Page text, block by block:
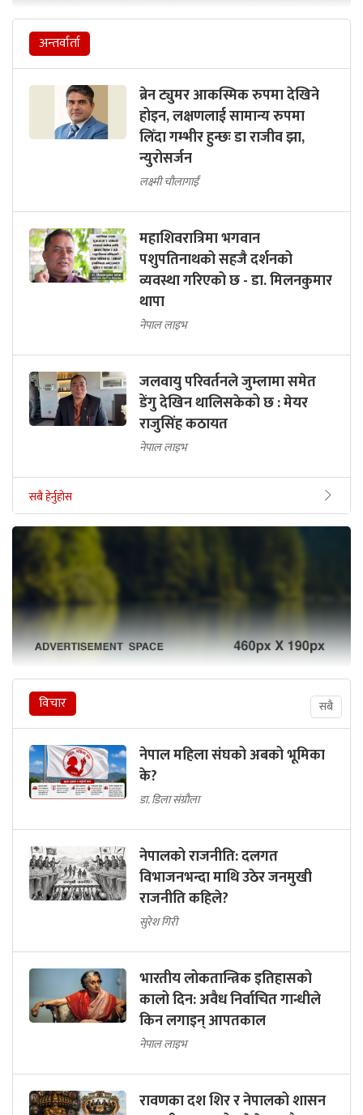
अन्तर्वार्ता
ब्रेन ट्युमर आकस्मिक रुपमा देखिने
होइन, लक्षणलाई सामान्य रुपमा
लिँदा गम्भीर हुन्छः डा राजीव झा,
न्युरोसर्जन
लक्ष्मी चौलागाईं
महाशिवरात्रिमा भगवान
पशुपतिनाथको सहजै दर्शनको
व्यवस्था गरिएको छ - डा. मिलनकुमार
थापा
नेपाल लाइभ
जलवायु परिवर्तनले जुम्लामा समेत
डेंगु देखिन थालिसकेको छ : मेयर
राजुसिंह कठायत
नेपाल लाइभ
सबै हेर्नुहोस
विचार सबै
नेपाल महिला संघको अबको भूमिका
के?
डा. डिला संग्रौला
नेपालको राजनीति: दलगत
विभाजनभन्दा माथि उठेर जनमुखी
राजनीति कहिले?
सुरेश गिरी
भारतीय लोकतान्त्रिक इतिहासको
कालो दिन: अवैध निर्वाचित गान्धीले
किन लगाइन् आपतकाल
नेपाल लाइभ
रावणका दश शिर र नेपालको शासन